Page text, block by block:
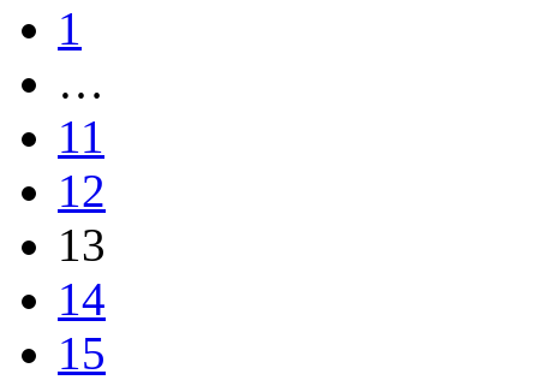
1
…
11
12
13
14
15